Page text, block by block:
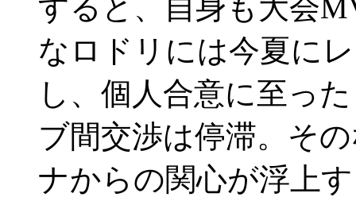
すると、自身も大会
なロドリには今夏に
し、個人合意に至っ
ブ間交渉は停滞。そ
ナからの関心が浮上